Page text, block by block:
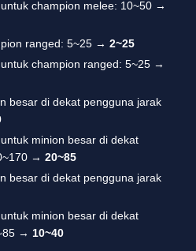
champion melee: 10~50 →
ranged: 5~25 → 2~25
champion ranged: 5~25 →
besar di dekat pengguna jarak
minion besar di dekat
→ 20~85
besar di dekat pengguna jarak
minion besar di dekat
→ 10~40